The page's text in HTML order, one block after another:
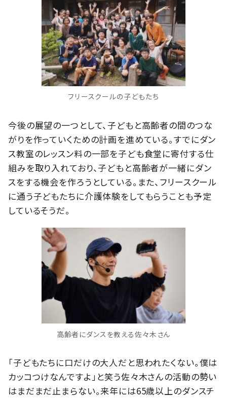
フリースクールの子どもたち
今後の展望の一つとして、子どもと高齢者の間のつな
がりを作っていくための計画を進めている。すでにダン
ス教室のレッスン料の一部を子ども食堂に寄付する仕
組みを取り入れており、子どもと高齢者が一緒にダン
スをする機会を作ろうとしている。また、フリースクール
に通う子どもたちに介護体験をしてもらうことも予定
しているそうだ。
高齢者にダンスを教える佐々木さん
「子どもたちに口だけの大人だと思われたくない。僕は
カッコつけなんですよ」と笑う佐々木さんの活動の勢い
はまだまだ止まらない。来年には65歳以上のダンスチ